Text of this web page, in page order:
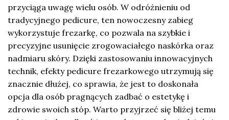
przyciąga uwagę wielu osób. W odróżnieniu od
tradycyjnego pedicure, ten nowoczesny zabieg
wykorzystuje frezarkę, co pozwala na szybkie i
precyzyjne usunięcie zrogowaciałego naskórka oraz
nadmiaru skóry. Dzięki zastosowaniu innowacyjnych
technik, efekty pedicure frezarkowego utrzymują się
znacznie dłużej, co sprawia, że jest to doskonała
opcja dla osób pragnących zadbać o estetykę i
zdrowie swoich stóp. Warto przyjrzeć się bliżej temu